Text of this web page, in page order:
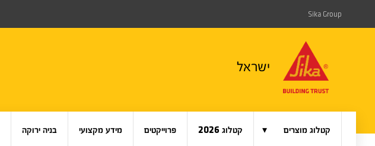
Sika Group
ישראל
קטלוג מוצרים ▾ קטלוג 2026 פרוייקטים מידע מקצועי בניה ירוקה